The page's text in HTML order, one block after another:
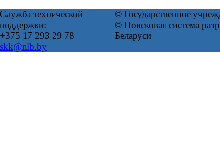
Служба технической
поддержки:
+375 17 293 29 78
skk@nlb.by
© Государственное
© Поисковая система
Беларуси